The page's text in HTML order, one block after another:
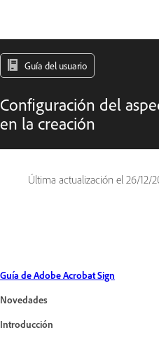
Guía del usuario
Configuración del
en la creación
Última actualización el 26/12/
Guía de Adobe Acrobat Sign
Novedades
Introducción